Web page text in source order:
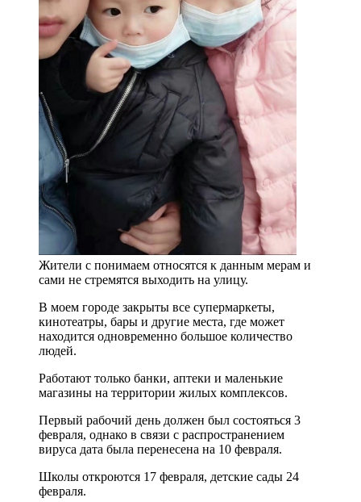
Жители с понимаем относятся к данным мерам и
сами не стремятся выходить на улицу.
В моем городе закрыты все супермаркеты,
кинотеатры, бары и другие места, где может
находится одновременно большое количество
людей.
Работают только банки, аптеки и маленькие
магазины на территории жилых комплексов.
Первый рабочий день должен был состояться 3
февраля, однако в связи с распространением
вируса дата была перенесена на 10 февраля.
Школы откроются 17 февраля, детские сады 24
февраля.